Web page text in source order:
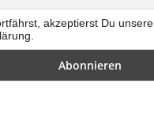
akzeptierst Du unsere